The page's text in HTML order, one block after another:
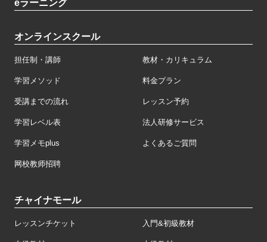
eラーニング
オンラインスクール
担任制・講師 教材・カリキュラム
学習メソッド 料金プラン
受講までの流れ レッスン予約
学習レベル表 法人研修サービス
学習メモplus よくあるご質問
网校教师招聘
チャイナモール
レッスンチケット 入門&初級教材